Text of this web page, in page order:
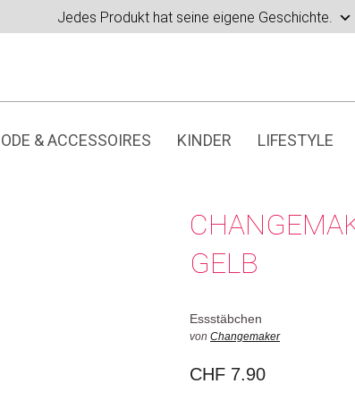
Jedes Produkt hat seine eigene Geschichte.
& ACCESSOIRES KINDER LIFESTYLE
GELB
Essstäbchen
von Changemaker
CHF 7.90